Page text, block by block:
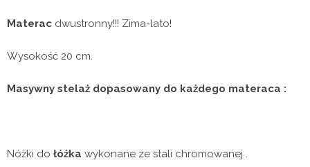
Materac dwustronny!!! Zima-lato!
Wysokość 20 cm.
Masywny stelaż dopasowany do każdego materaca :
Nóżki do łóżka wykonane ze stali chromowanej .